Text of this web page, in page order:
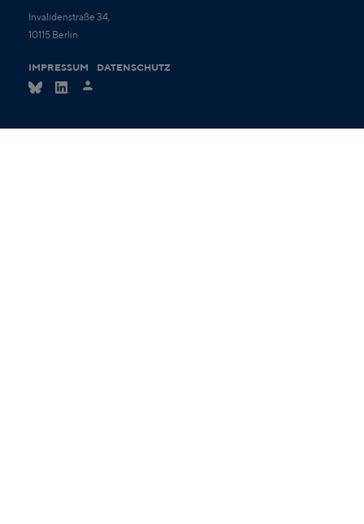
Invalidenstraße 34,
10115 Berlin
IMPRESSUM DATENSCHUTZ